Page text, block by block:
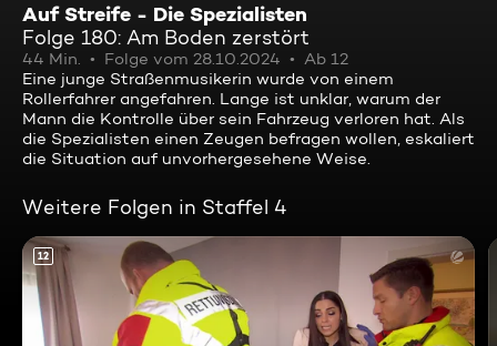
Auf Streife - Die Spezialisten
Folge 180: Am Boden zerstört
44 Min. Folge vom 28.10.2024
Ab 12
Eine junge Straßenmusikerin wurde von einem
Rollerfahrer angefahren. Lange ist unklar, warum der
Mann die Kontrolle über sein Fahrzeug verloren hat. Als
die Spezialisten einen Zeugen befragen wollen, eskaliert
die Situation auf unvorhergesehene Weise.
Weitere Folgen in Staffel 4
12